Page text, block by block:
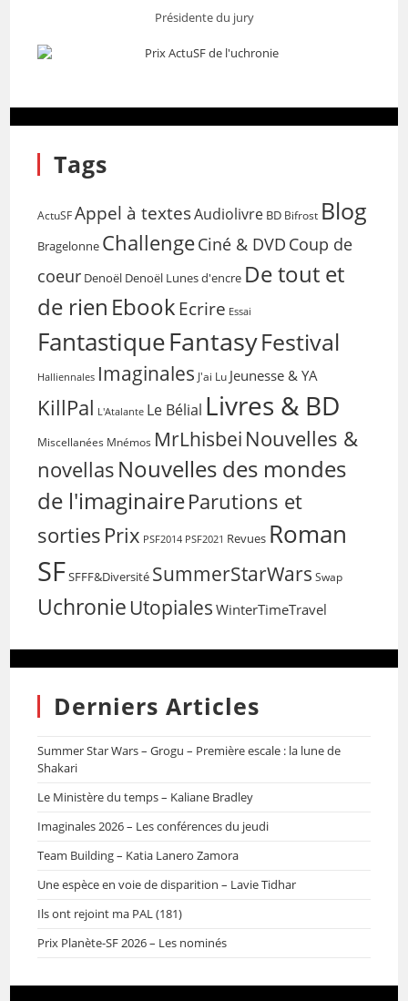
Présidente du jury
Tags
ActuSF Appel à textesAudiolivre BD Bifrost Blog
Bragelonne ChallengeCiné & DVD Coup de
coeur Denoël Denoël Lunes d'encre De tout et
de rien EbookEcrire Essai
FantastiqueFantasyFestival
Halliennales Imaginales J'ai Lu Jeunesse & YA
KillPal L'Atalante Le Bélial Livres & BD
Miscellanées Mnémos MrLhisbei Nouvelles &
novellas Nouvelles des mondes
de l'imaginaireParutions et
sorties Prix PSF2014 PSF2021 Revues Roman
SFSFFF&Diversité SummerStarWars Swap
Uchronie Utopiales WinterTimeTravel
Derniers Articles
Summer Star Wars – Grogu – Première escale : la lune de
Shakari
Le Ministère du temps – Kaliane Bradley
Imaginales 2026 – Les conférences du jeudi
Team Building – Katia Lanero Zamora
Une espèce en voie de disparition – Lavie Tidhar
Ils ont rejoint ma PAL (181)
Prix Planète-SF 2026 – Les nominés